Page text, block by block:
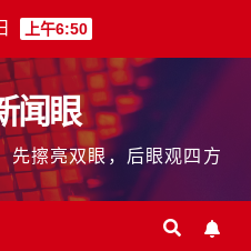
上午6:50
闻眼
先擦亮双眼，后眼观四方